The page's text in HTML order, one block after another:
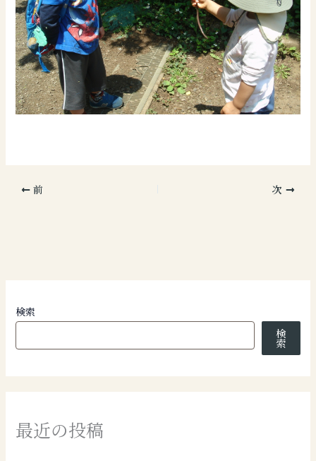
前 次
検索
検
索
最近の投稿